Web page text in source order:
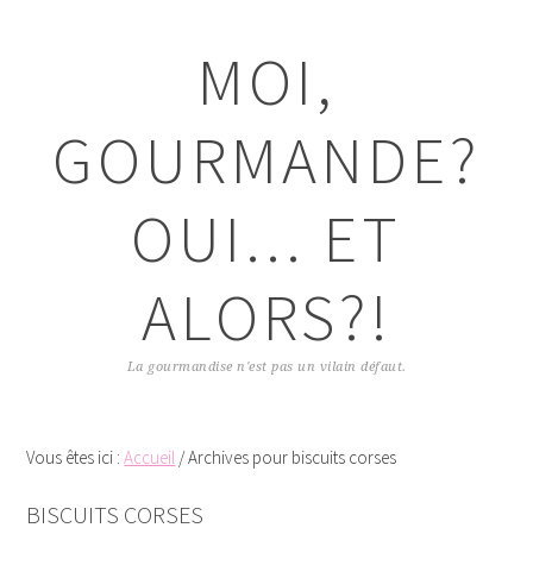
principale
MOI,
GOURMANDE?
OUI... ET
ALORS?!
La gourmandise n'est pas un vilain défaut.
Vous êtes ici :Accueil /Archives pour biscuits corses
BISCUITS CORSES